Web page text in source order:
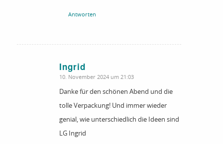
Antworten
Ingrid
sagte:
10. November 2024 um 21:03
Danke für den schönen Abend und die
tolle Verpackung! Und immer wieder
genial, wie unterschiedlich die Ideen sind
LG Ingrid